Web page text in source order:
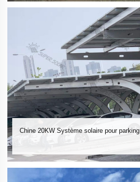
Chine 20KW Système solaire pour parking